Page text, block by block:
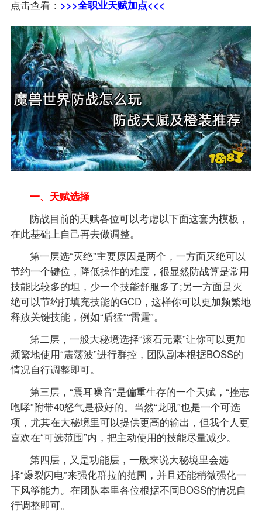
点击查看： >>>全职业天赋加点<<<
一、天赋选择
防战目前的天赋各位可以考虑以下面这套为模板，
在此基础上自己再去做调整。
第一层选“灭绝”主要原因是两个，一方面灭绝可以
节约一个键位，降低操作的难度，很显然防战算是常用
技能比较多的坦，少一个技能舒服多了;另一方面是灭
绝可以节约打填充技能的GCD，这样你可以更加频繁地
释放关键技能，例如“盾猛”“雷霆”。
第二层，一般大秘境选择“滚石元素”让你可以更加
频繁地使用“震荡波”进行群控，团队副本根据BOSS的
情况自行调整即可。
第三层，“震耳噪音”是偏重生存的一个天赋，“挫志
咆哮”附带40怒气是极好的。当然“龙吼”也是一个可选
项，尤其在大秘境里可以提供更高的输出，但我个人更
喜欢在“可选范围”内，把主动使用的技能尽量减少。
第四层，又是功能层，一般来说大秘境里会选
择“爆裂闪电”来强化群拉的范围，并且还能稍微强化一
下风筝能力。在团队本里各位根据不同BOSS的情况自
行调整即可。